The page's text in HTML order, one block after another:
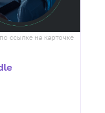
ссылке на карточке